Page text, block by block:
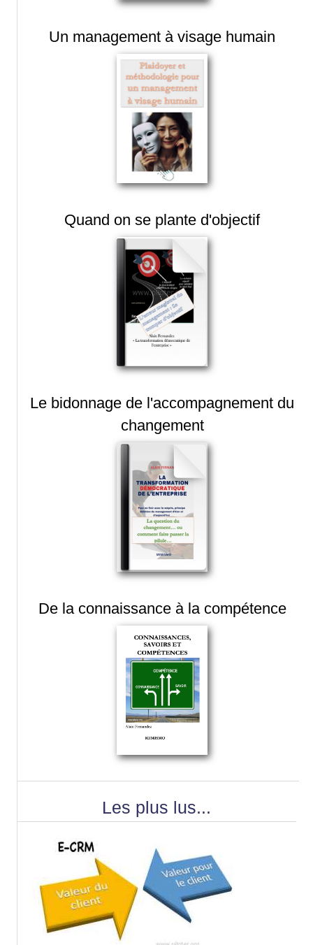
Un management à visage humain
Quand on se plante d'objectif
Le bidonnage de l'accompagnement du
changement
De la connaissance à la compétence
Les plus lus...